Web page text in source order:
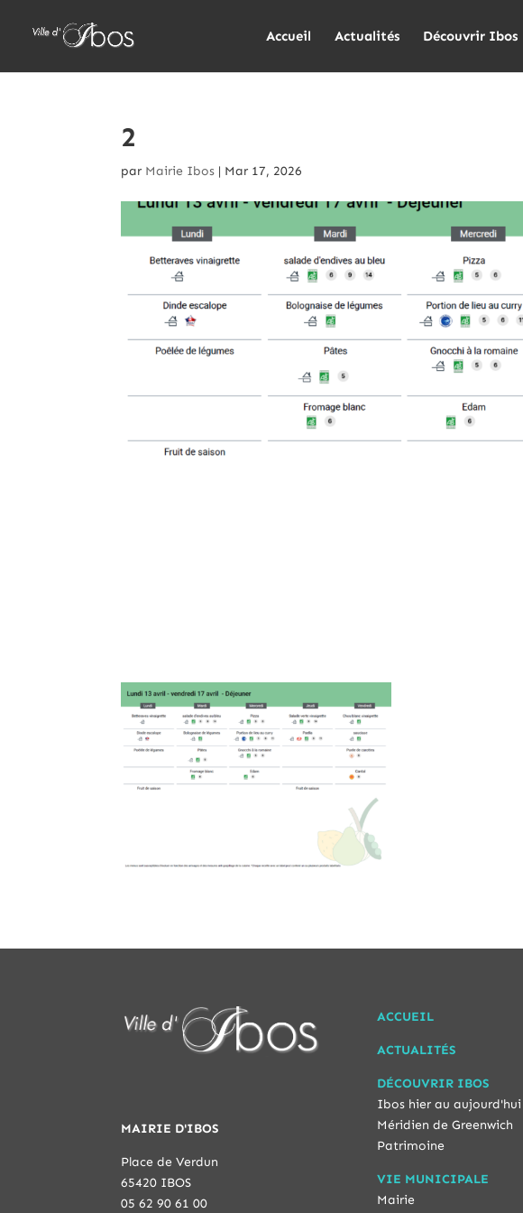
Accueil Actualités Découvrir Ibos
2
par Mairie Ibos | Mar 17, 2026
MAIRIE D'IBOS
Place de Verdun
65420 IBOS
05 62 90 61 00
ACCUEIL
ACTUALITÉS
DÉCOUVRIR IBOS
Ibos hier au aujourd'hui
Méridien de Greenwich
Patrimoine
VIE MUNICIPALE
Mairie